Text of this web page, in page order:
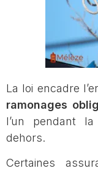
La loi encadre
ramonages
l’un pendant
dehors.
Certaines